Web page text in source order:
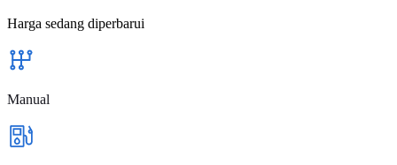
Harga sedang diperbarui
Manual